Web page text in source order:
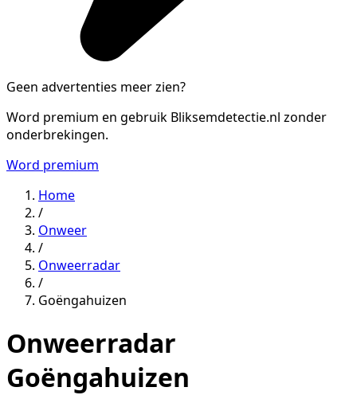
Geen advertenties meer zien?
Word premium en gebruik Bliksemdetectie.nl zonder
onderbrekingen.
Word premium
Home
/
Onweer
/
Onweerradar
/
Goëngahuizen
Onweerradar
Goëngahuizen